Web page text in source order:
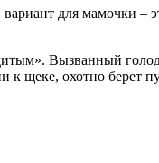
для мамочки –
Вызванный
щеке, охотно берет